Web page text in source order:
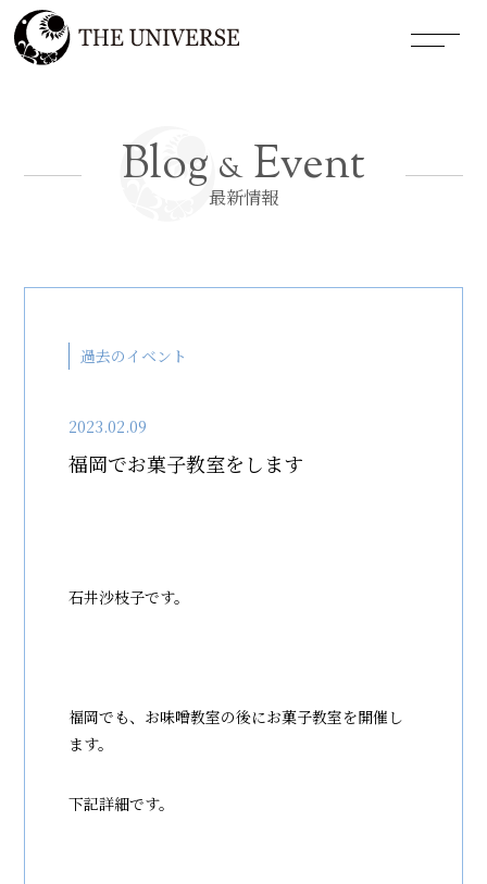
Blog & Event
最新情報
過去のイベント
2023.02.09
福岡でお菓子教室をします
石井沙枝子です。
福岡でも、お味噌教室の後にお菓子教室を開催し
ます。
下記詳細です。